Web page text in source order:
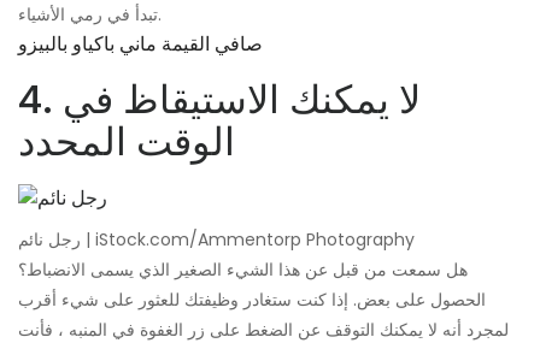
تبدأ في رمي الأشياء.
صافي القيمة ماني باكياو بالبيزو
4. لا يمكنك الاستيقاظ في
الوقت المحدد
رجل نائم | iStock.com/Ammentorp Photography
هل سمعت من قبل عن هذا الشيء الصغير الذي يسمى الانضباط؟
الحصول على بعض. إذا كنت ستغادر وظيفتك للعثور على شيء أقرب
لمجرد أنه لا يمكنك التوقف عن الضغط على زر الغفوة في المنبه ، فأنت